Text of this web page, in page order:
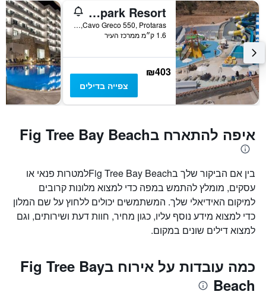
Narcissos Waterpark Resort
Cavo Greco 550, Protaras, קפריסין
1.6 ק״מ ממרכז העיר
₪403
צפייה בדילים
איפה להתארח בFig Tree Bay Beach
בין אם הביקור שלך בFig Tree Bay Beachלמטרות פנאי או
עסקים, מומלץ להתמש במפה כדי למצוא מלונות קרובים
למיקום האידיאלי שלך. המשתמשים יכולים ללחוץ על שם המלון
כדי למצוא מידע נוסף עליו, כגון מחיר, חוות דעת ושירותים, וגם
למצוא דילים שונים במקום.
כמה עובדות על אירוח בFig Tree Bay
Beach